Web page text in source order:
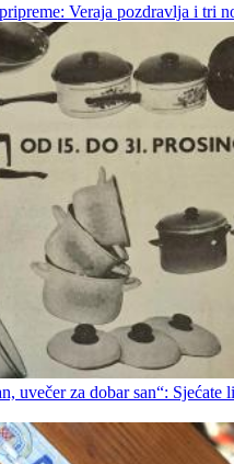
Veraja pozdravlja i tri
uvečer za dobar san“: Sjećate